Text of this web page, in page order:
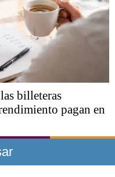
billeteras
pagan en